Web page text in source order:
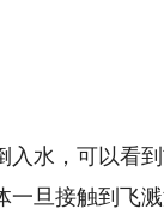
水，可以看到
一旦接触到飞